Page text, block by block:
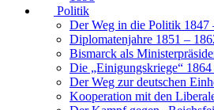
Politik
Der Weg in die Politik 1847
Diplomatenjahre 1851 –
Bismarck als
Die „Einigungskriege“ 1864
Der Weg zur deutschen
Kooperation mit den